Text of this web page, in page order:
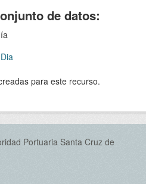
de datos:
para este recurso.
Portuaria Santa Cruz de